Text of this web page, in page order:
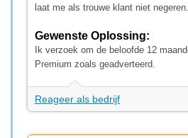
laat me als trouwe klant niet negeren.
Gewenste Oplossing:
Ik verzoek om de beloofde 12
Premium zoals geadverteerd.
Reageer als bedrijf